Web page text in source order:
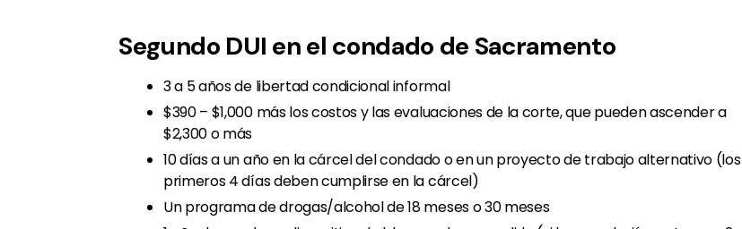
Segundo DUI en el condado de Sacramento
3 a 5 años de libertad condicional informal
$390 – $1,000 más los costos y las evaluaciones de la corte, que pueden ascender a
$2,300 o más
10 días a un año en la cárcel del condado o en un proyecto de trabajo alternativo (los
primeros 4 días deben cumplirse en la cárcel)
Un programa de drogas/alcohol de 18 meses o 30 meses